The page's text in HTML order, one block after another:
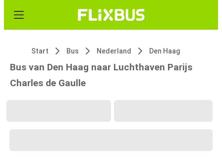
Start Bus Nederland Den Haag
Bus van Den Haag naar Luchthaven Parijs
Charles de Gaulle